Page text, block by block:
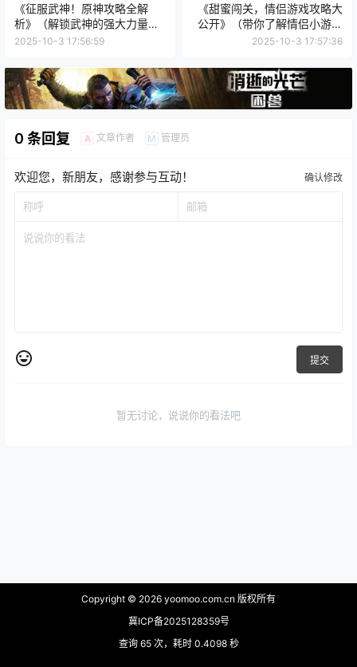
《征服武神！原神攻略全解
析》（解锁武神的强大力量，
成为真正的主角！）
2025-10-3 17:56:59
《甜蜜闯关，情侣游戏攻略大
公开》（带你了解情侣小游戏
的乐趣和默契，让爱情更加甜
2025-10-3 17:57:36
0 条回复 A 文章作者 M 管理员
欢迎您，新朋友，感谢参与互动！ 确认修改
提交
暂无讨论，说说你的看法吧
Copyright © 2026 yoomoo.com.cn 版权所有
冀ICP备2025128359号
查询 65 次，耗时 0.4098 秒